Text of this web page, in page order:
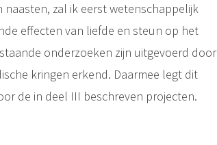
zal ik eerst wetenschappelijk
effecten van liefde en steun op het
onderzoeken zijn uitgevoerd door
kringen erkend. Daarmee legt dit
de in deel III beschreven projecten.